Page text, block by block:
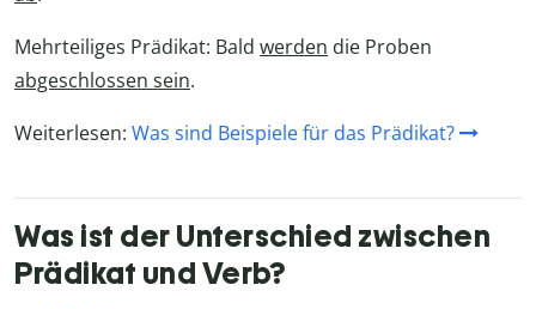
Mehrteiliges Prädikat: Bald werden die Proben
abgeschlossen sein.
Weiterlesen: Was sind Beispiele für das Prädikat?
Was ist der Unterschied zwischen
Prädikat und Verb?